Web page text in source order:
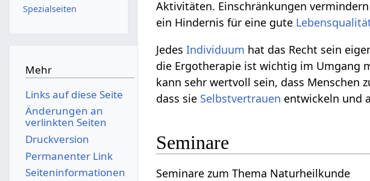
Aktivitäten. Einschränkungen
ein Hindernis für eine gute
JedesIndividuum hat das Recht sein
die Ergotherapie ist wichtig im Umgang
kann sehr wertvoll sein, dass Menschen
dass sie Selbstvertrauen entwickeln und
Seminare
Seminare zum Thema Naturheilkunde
Spezialseiten
Mehr
Links auf diese Seite
Änderungen an
verlinkten Seiten
Druckversion
Permanenter Link
Seiten­­informationen